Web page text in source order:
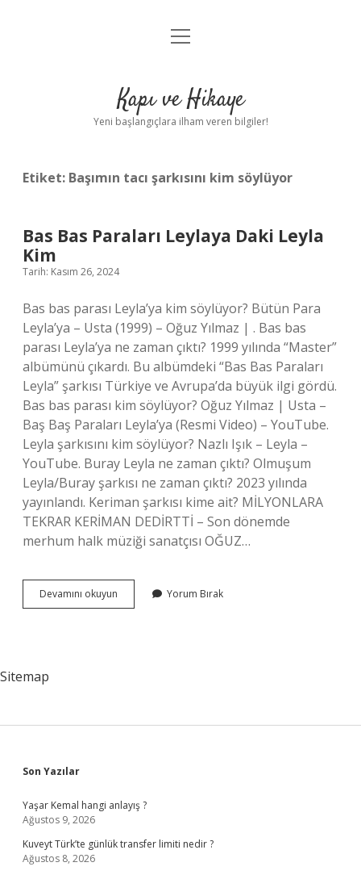
Anasayfa
Yasal Uyarı
menüyü
Kapı ve Hikaye
Yeni başlangıçlara ilham veren bilgiler!
Etiket: Başımın tacı şarkısını kim söylüyor
Bas Bas Paraları Leylaya Daki Leyla
Kim
Tarih: Kasım 26, 2024
Bas bas parası Leyla’ya kim söylüyor? Bütün Para
Leyla’ya – Usta (1999) – Oğuz Yılmaz | . Bas bas
parası Leyla’ya ne zaman çıktı? 1999 yılında “Master”
albümünü çıkardı. Bu albümdeki “Bas Bas Paraları
Leyla” şarkısı Türkiye ve Avrupa’da büyük ilgi gördü.
Bas bas parası kim söylüyor? Oğuz Yılmaz | Usta –
Baş Baş Paraları Leyla’ya (Resmi Video) – YouTube.
Leyla şarkısını kim söylüyor? Nazlı Işık – Leyla –
YouTube. Buray Leyla ne zaman çıktı? Olmuşum
Leyla/Buray şarkısı ne zaman çıktı? 2023 yılında
yayınlandı. Keriman şarkısı kime ait? MİLYONLARA
TEKRAR KERİMAN DEDİRTTİ – Son dönemde
merhum halk müziği sanatçısı OĞUZ…
Devamını okuyun
Bas
Yorum Bırak
Sitemap
Sidebar
Son Yazılar
Yaşar Kemal hangi anlayış ?
Ağustos 9, 2026
Kuveyt Türk’te günlük transfer limiti nedir ?
Ağustos 8, 2026